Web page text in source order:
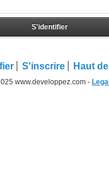
S'identifier
S'inscrire Haut
www.developpez.com -